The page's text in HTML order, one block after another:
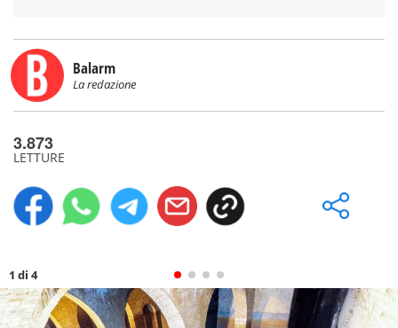
Balarm
La redazione
3.873
LETTURE
1 di 4